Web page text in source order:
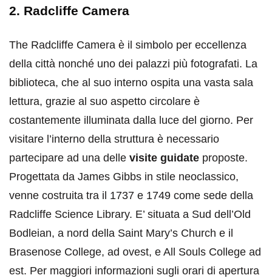
2. Radcliffe Camera
The Radcliffe Camera è il simbolo per eccellenza
della città nonché uno dei palazzi più fotografati. La
biblioteca, che al suo interno ospita una vasta sala
lettura, grazie al suo aspetto circolare è
costantemente illuminata dalla luce del giorno. Per
visitare l’interno della struttura è necessario
partecipare ad una delle visite guidate proposte.
Progettata da James Gibbs in stile neoclassico,
venne costruita tra il 1737 e 1749 come sede della
Radcliffe Science Library. E’ situata a Sud dell’Old
Bodleian, a nord della Saint Mary’s Church e il
Brasenose College, ad ovest, e All Souls College ad
est. Per maggiori informazioni sugli orari di apertura